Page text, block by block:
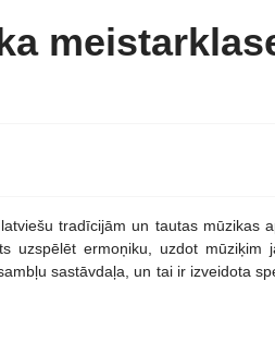
tradīcijām un tautas mūzikas
uzspēlēt ermoņiku, uzdot mūziķim
sastāvdaļa, un tai ir izveidota